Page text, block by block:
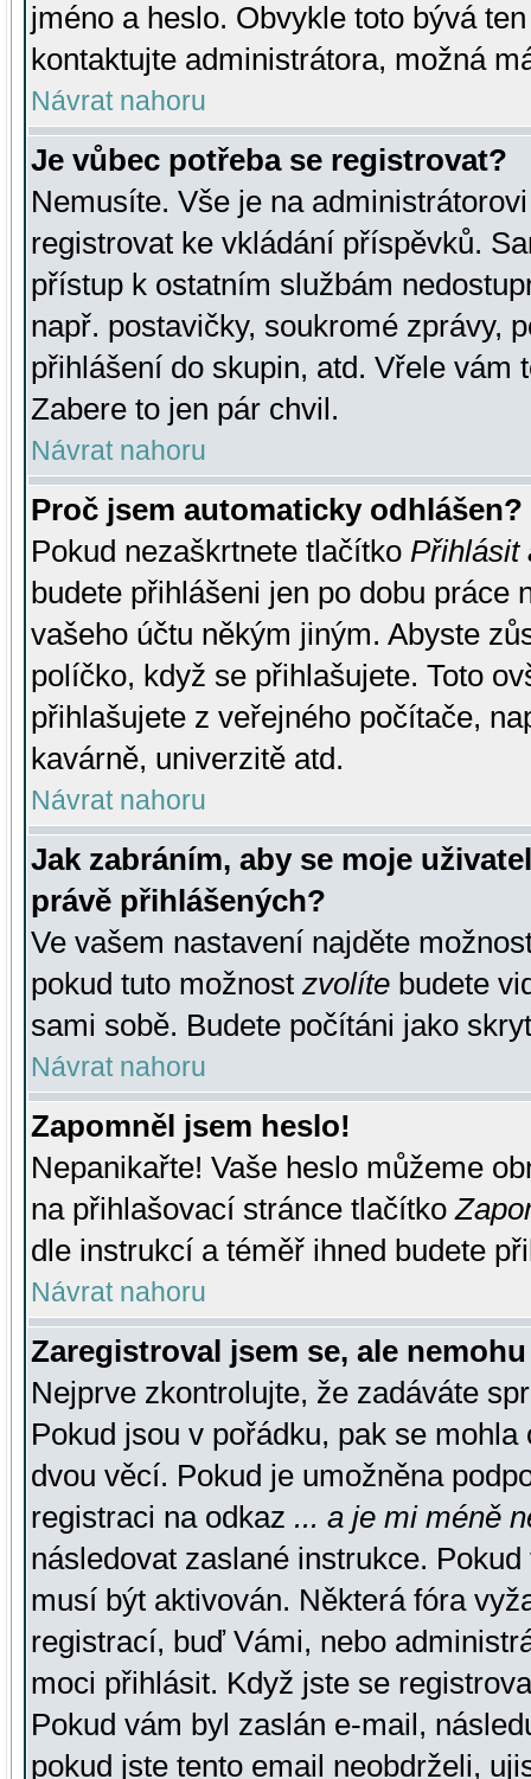
jméno a heslo. Obvykle toto bývá
kontaktujte administrátora, možná
Návrat nahoru
Je vůbec potřeba se registrovat?
Nemusíte. Vše je na
registrovat ke vkládání příspěvků.
přístup k ostatním službám
např. postavičky, soukromé zprávy,
přihlášení do skupin, atd. Vřele vám
Zabere to jen pár chvil.
Návrat nahoru
Proč jsem automaticky odhlášen?
Pokud nezaškrtnete tlačítko Přihlásit
budete přihlášeni jen po dobu práce
vašeho účtu někým jiným. Abyste
políčko, když se přihlašujete. Toto
přihlašujete z veřejného počítače,
kavárně, univerzitě atd.
Návrat nahoru
Jak zabráním, aby se moje
právě přihlášených?
Ve vašem nastavení najděte
pokud tuto možnost zvolíte budete
sami sobě. Budete počítáni jako
Návrat nahoru
Zapomněl jsem heslo!
Nepanikařte! Vaše heslo můžeme
na přihlašovací stránce tlačítko
dle instrukcí a téměř ihned budete
Návrat nahoru
Zaregistroval jsem se, ale
Nejprve zkontrolujte, že zadáváte
Pokud jsou v pořádku, pak se
dvou věcí. Pokud je umožněna
registraci na odkaz ... a je mi méně
následovat zaslané instrukce.
musí být aktivován. Některá fóra
registrací, buď Vámi, nebo
moci přihlásit. Když jste se
Pokud vám byl zaslán e-mail,
pokud jste tento email neobdrželi,